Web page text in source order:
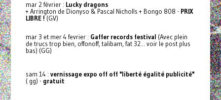
mar 2 février : Lucky dragons
+ Arrington de Dionyso & Pascal Nicholls + Bongo 808 - PRIX
LIBRE ! (GV)
mar 3 et mer 4 fevrier : Gaffer records festival (Avec plein
de trucs trop bien, offonoff, talibam, fat 32... voir le post plus
bas) (GG)
sam 14 : vernissage expo off off "liberté égalité publicité"
( gg) -gratuit